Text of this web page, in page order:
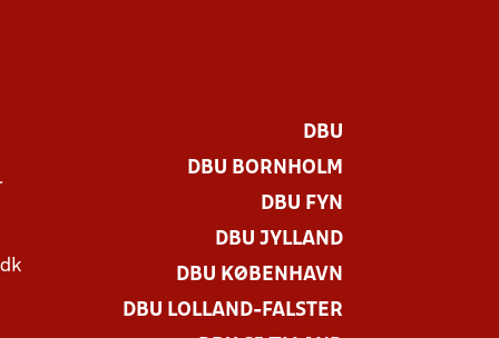
DBU
DBU BORNHOLM
DBU FYN
DBU JYLLAND
DBU KØBENHAVN
DBU LOLLAND-FALSTER